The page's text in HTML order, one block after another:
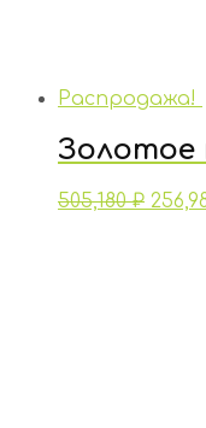
Распродажа!
Золотое
505,180₽